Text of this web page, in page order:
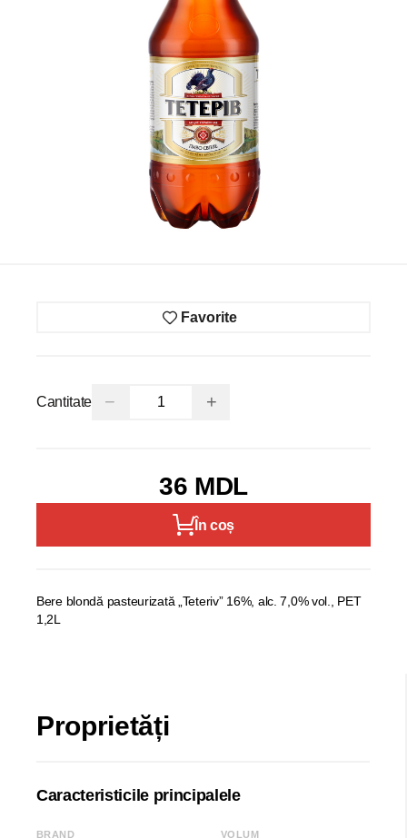
Favorite
Cantitate − +
36 MDL
În coș
Bere blondă pasteurizată „Teteriv” 16%, alc. 7,0% vol., PET
1,2L
Proprietăți
Caracteristicile principalele
BRAND VOLUM